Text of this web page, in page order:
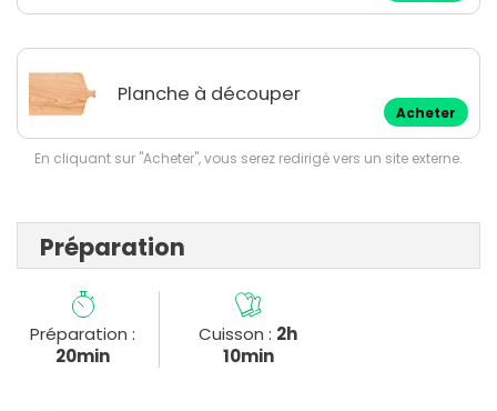
Planche à découper
Acheter
En cliquant sur "Acheter", vous serez redirigé vers un site externe.
Préparation
Préparation :
20min
Cuisson : 2h
10min